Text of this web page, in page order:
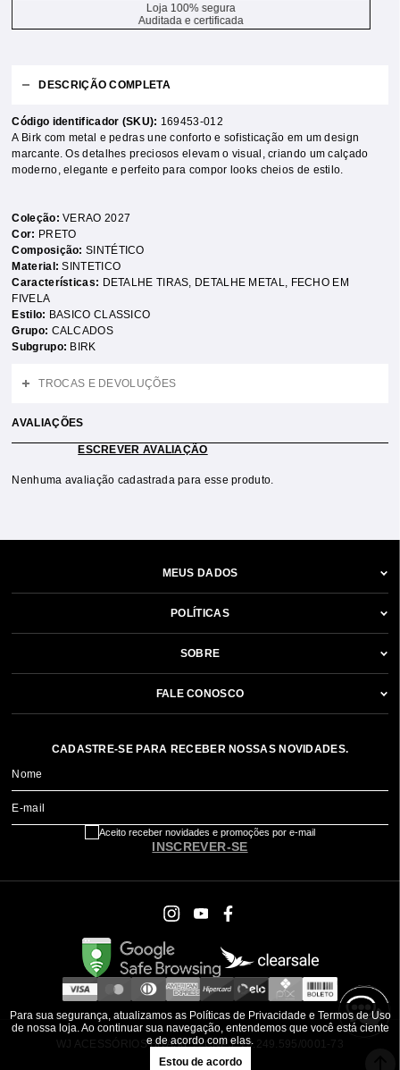
Loja 100% segura
Auditada e certificada
DESCRIÇÃO COMPLETA
Código identificador (SKU): 169453-012
A Birk com metal e pedras une conforto e sofisticação em um design
marcante. Os detalhes preciosos elevam o visual, criando um calçado
moderno, elegante e perfeito para compor looks cheios de estilo.
Coleção:VERAO 2027
Cor: PRETO
Composição:SINTÉTICO
Material:SINTETICO
Características: DETALHE TIRAS, DETALHE METAL, FECHO EM
FIVELA
Estilo: BASICO CLASSICO
Grupo: CALCADOS
Subgrupo: BIRK
TROCAS E DEVOLUÇÕES
AVALIAÇÕES
ESCREVER AVALIAÇÃO
Nenhuma avaliação cadastrada para esse produto.
MEUS DADOS
POLÍTICAS
SOBRE
FALE CONOSCO
CADASTRE-SE PARA RECEBER NOSSAS NOVIDADES.
Nome
E-mail
INSCREVER-SE
Aceito receber novidades e promoções por e-mail
WJ ACESSÓRIOS BRASIL ® CNPJ: 79.249.595/0001-73
Para sua segurança, atualizamos as Políticas de Privacidade e Termos de Uso
de nossa loja. Ao continuar sua navegação, entendemos que você está ciente
e de acordo com elas.
Estou de acordo